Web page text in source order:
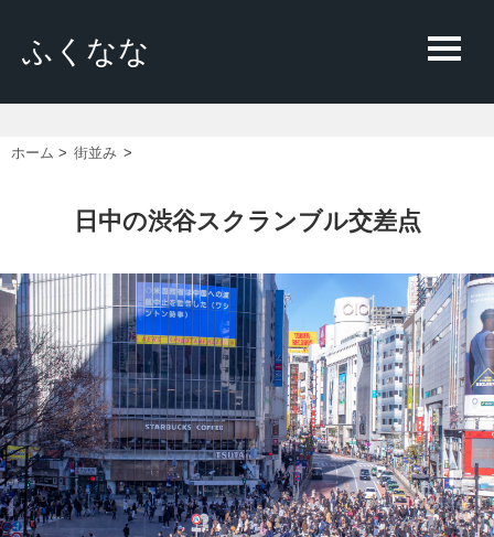
ふくなな
ホーム > 街並み >
日中の渋谷スクランブル交差点